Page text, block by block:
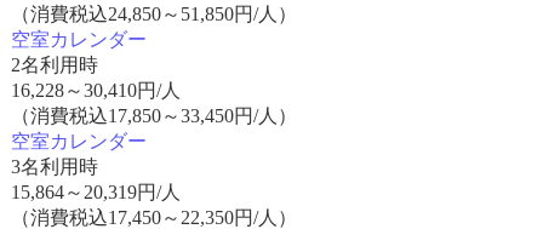
（消費税込24,850～51,850円/人）
空室カレンダー
2名利用時
16,228～30,410円/人
（消費税込17,850～33,450円/人）
空室カレンダー
3名利用時
15,864～ 20,319円/人
（消費税込17,450～22,350円/人）